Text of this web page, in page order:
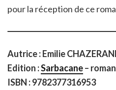
pour la réception de ce
Autrice : Emilie
Edition :Sarbacane–
ISBN : 9782377316953